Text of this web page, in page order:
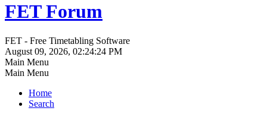
FET Forum
FET - Free Timetabling Software
August 09, 2026, 02:24:24 PM
Main Menu
Main Menu
Home
Search